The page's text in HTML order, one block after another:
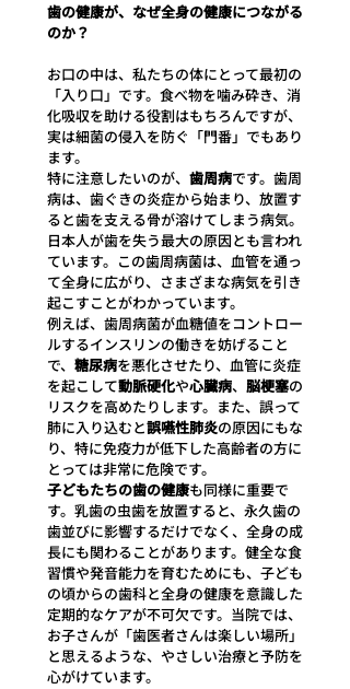
歯の健康が、なぜ全身の健康につながる
のか？
お口の中は、私たちの体にとって最初の
「入り口」です。食べ物を噛み砕き、消
化吸収を助ける役割はもちろんですが、
実は細菌の侵入を防ぐ「門番」でもあり
ます。
特に注意したいのが、 歯周病です。歯周
病は、歯ぐきの炎症から始まり、放置す
ると歯を支える骨が溶けてしまう病気。
日本人が歯を失う最大の原因とも言われ
ています。この歯周病菌は、血管を通っ
て全身に広がり、さまざまな病気を引き
起こすことがわかっています。
例えば、歯周病菌が血糖値をコントロー
ルするインスリンの働きを妨げること
で、 糖尿病を悪化させたり、血管に炎症
を起こして動脈硬化や心臓病、 脳梗塞の
リスクを高めたりします。また、誤って
肺に入り込むと誤嚥性肺炎の原因にもな
り、特に免疫力が低下した高齢者の方に
とっては非常に危険です。
子どもたちの歯の健康も同様に重要で
す。乳歯の虫歯を放置すると、永久歯の
歯並びに影響するだけでなく、全身の成
長にも関わることがあります。健全な食
習慣や発音能力を育むためにも、子ども
の頃からの歯科と全身の健康を意識した
定期的なケアが不可欠です。当院では、
お子さんが「歯医者さんは楽しい場所」
と思えるような、やさしい治療と予防を
心がけています。